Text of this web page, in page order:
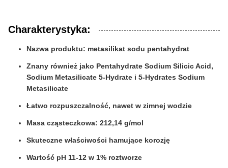
Charakterystyka:
Nazwa produktu: metasilikat sodu pentahydrat
Znany również jako Pentahydrate Sodium Silicic Acid,
Sodium Metasilicate 5-Hydrate i 5-Hydrates Sodium
Metasilicate
Łatwo rozpuszczalność, nawet w zimnej wodzie
Masa cząsteczkowa: 212,14 g/mol
Skuteczne właściwości hamujące korozję
Wartość pH 11-12 w 1% roztworze